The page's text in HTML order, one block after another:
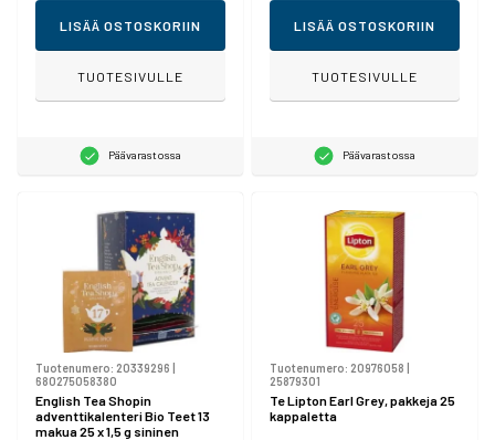
LISÄÄ OSTOSKORIIN
TUOTESIVULLE
Päävarastossa
LISÄÄ OSTOSKORIIN
TUOTESIVULLE
Päävarastossa
Tuotenumero: 20339296 |
680275058380
English Tea Shopin
adventtikalenteri Bio Teet 13
makua 25 x 1,5 g sininen
Tuotenumero: 20976058 |
25879301
Te Lipton Earl Grey, pakkeja 25
kappaletta